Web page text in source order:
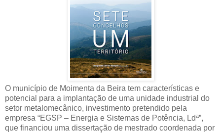
O município de Moimenta da Beira tem características e
potencial para a implantação de uma unidade industrial do
setor metalomecânico, investimento pretendido pela
empresa “EGSP – Energia e Sistemas de Potência, Ldª”,
que financiou uma dissertação de mestrado coordenada por